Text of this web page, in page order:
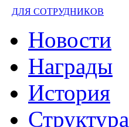
ДЛЯ СОТРУДНИКОВ
Новости
Награды
История
Структура